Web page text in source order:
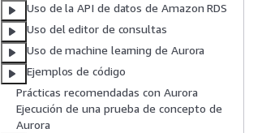
Uso de la API de datos de Amazon RDS
Uso del editor de consultas
Uso de machine learning de Aurora
Ejemplos de código
Prácticas recomendadas con Aurora
Ejecución de una prueba de concepto de
Aurora